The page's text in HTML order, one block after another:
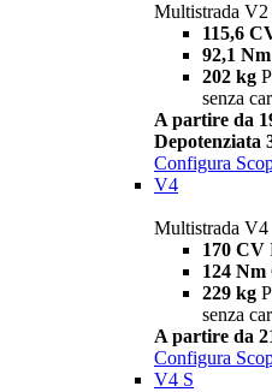
Multistrada V2
115,6
92,1 Nm
202 kg
senza
A partire da
Depotenziata
Configura
V4
Multistrada V4
170 CV
124 Nm
229 kg
senza
A partire da
Configura
V4 S